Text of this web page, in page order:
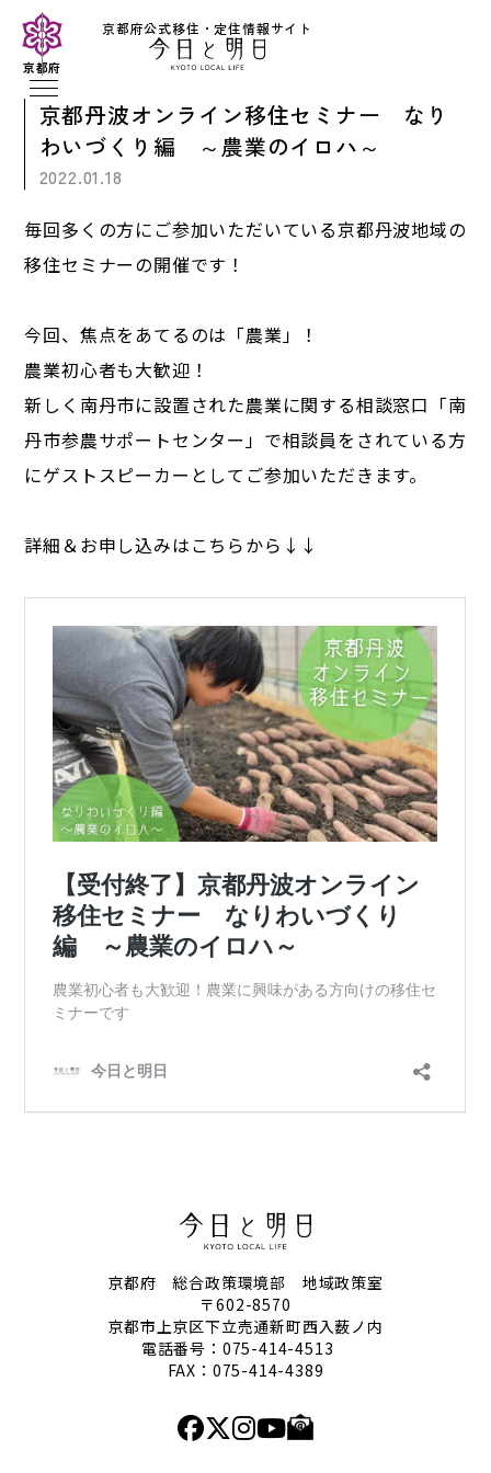
京都府公式移住・定住情報サイト
京都府
京都丹波オンライン移住セミナー なり
わいづくり編 ～農業のイロハ～
2022.01.18
毎回多くの方にご参加いただいている京都丹波地域の
移住セミナーの開催です！
今回、焦点をあてるのは「農業」！
農業初心者も大歓迎！
新しく南丹市に設置された農業に関する相談窓口「南
丹市参農サポートセンター」で相談員をされている方
にゲストスピーカーとしてご参加いただきます。
詳細＆お申し込みはこちらから↓↓
京都府 総合政策環境部 地域政策室
〒602-8570
京都市上京区下立売通新町西入薮ノ内
電話番号： 075-414-4513
FAX：075-414-4389